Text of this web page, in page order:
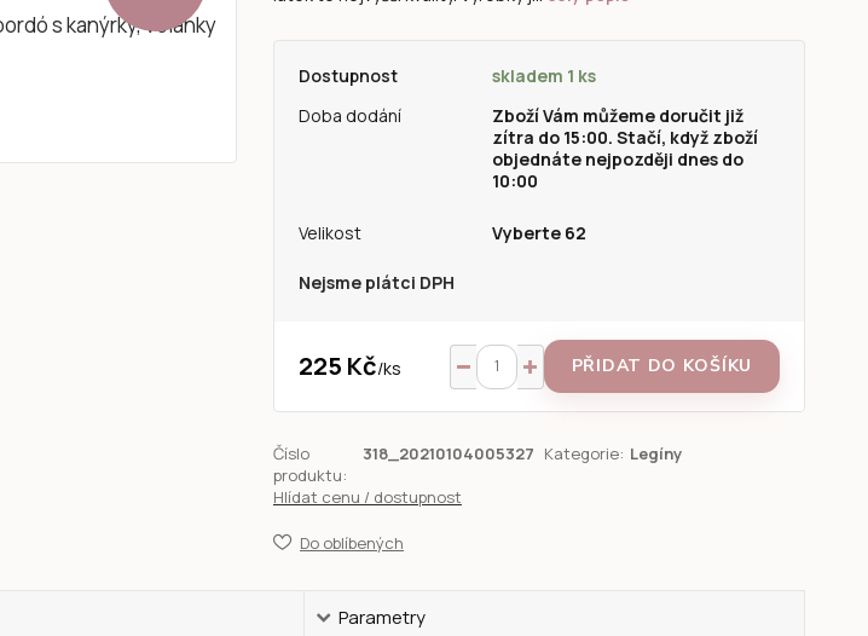
Dostupnost
skladem 1 ks
Doba dodání
Zboží Vám můžeme doručit již
zítra do 15:00. Stačí, když zboží
objednáte nejpozději dnes do
10:00
Velikost Vyberte 62
Nejsme plátci DPH
225 Kč/ks PŘIDAT DO KOŠÍKU
Číslo
produktu:
318_20210104005327 Kategorie: Legíny
Hlídat cenu / dostupnost
Do oblíbených
Parametry